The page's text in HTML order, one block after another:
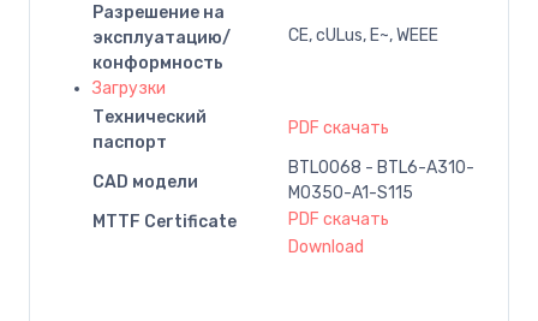
Разрешение на
эксплуатацию/
конформность
CE, cULus, E~, WEEE
Загрузки
Технический
паспорт
PDF скачать
CAD модели
BTL0068 - BTL6-A310-
M0350-A1-S115
MTTF Certificate
PDF скачать
Download